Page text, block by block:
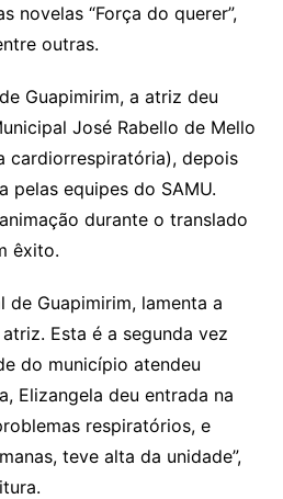
novelas “Força do querer”,
outras.
Guapimirim, a atriz deu
José Rabello de Mello
cardiorrespiratória), depois
pelas equipes do SAMU.
durante o translado
êxito.
de Guapimirim, lamenta a
Esta é a segunda vez
do município atendeu
Elizangela deu entrada na
respiratórios, e
teve alta da unidade”,